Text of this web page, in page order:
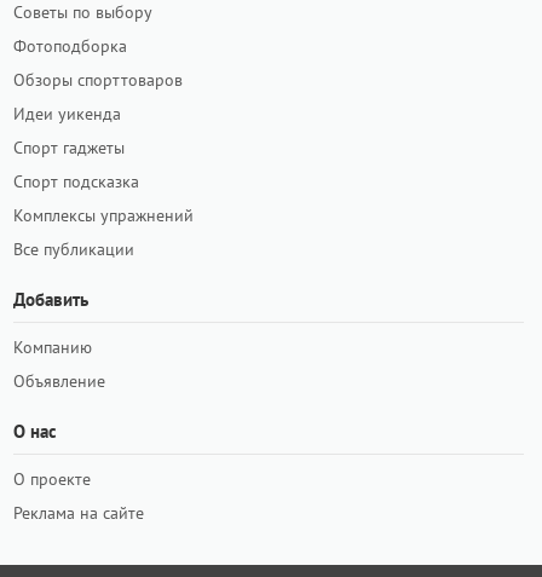
Советы по выбору
Фотоподборка
Обзоры спорттоваров
Идеи уикенда
Спорт гаджеты
Спорт подсказка
Комплексы упражнений
Все публикации
Добавить
Компанию
Объявление
О нас
О проекте
Реклама на сайте